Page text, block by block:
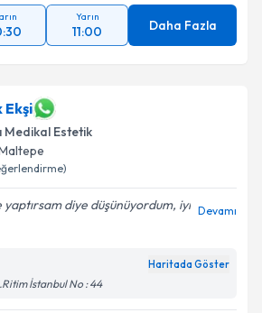
Yarın
11:00 Daha Fazla
Ekşi
Medikal Estetik
yaptırsam diye düşünüyordum, iyi Devamı
Haritada Göster
İstanbul No : 44